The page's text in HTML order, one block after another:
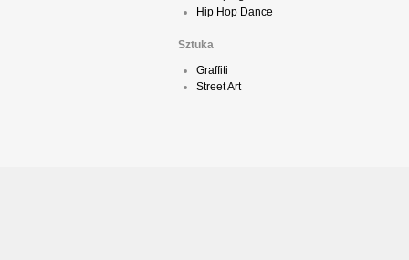
Hip Hop Dance
Sztuka
Graffiti
Street Art